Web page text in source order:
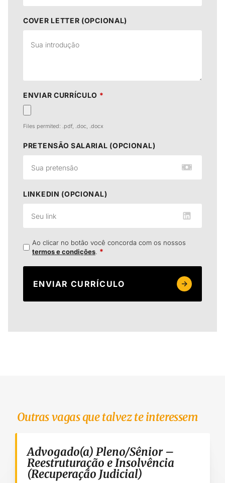
COVER LETTER (OPCIONAL)
ENVIAR CURRÍCULO *
Files permited: .pdf, .doc, .docx
PRETENSÃO SALARIAL (OPCIONAL)
LINKEDIN (OPCIONAL)
Ao clicar no botão você concorda com os nossos
termos e condições. *
Outras vagas que talvez te interessem
Advogado(a) Pleno/Sênior –
Reestruturação e Insolvência
(Recuperação Judicial)